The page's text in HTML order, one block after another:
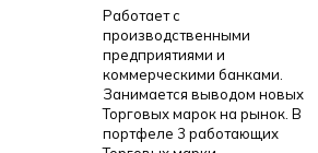
Работает с
производственными
предприятиями и
коммерческими банками.
Занимается выводом новых
Торговых марок на рынок. В
портфеле 3 работающих